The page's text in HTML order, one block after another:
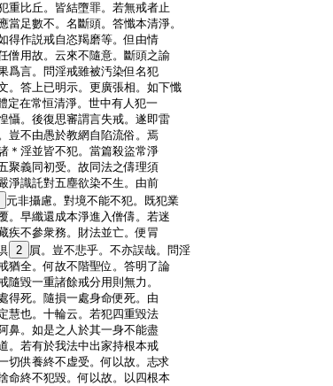
重比丘。皆結墮罪。若無戒者止
當足數不。名斷頭。答懺本清淨。
得作説戒自恣羯磨等。但由情
僧用故。云來不隨意。斷頭之諭
爲言。問淫戒雖被汚染但名犯
。答上已明示。更廣張相。如下懺
定在常恒清淨。世中有人犯一
懾。後復思審謂言失戒。遂即雷
豈不由愚於教網自陷流俗。焉
＊淫並皆不犯。當篇殺盜常淨
聚義同初受。故同法之儔理須
淨識託對五塵欲染不生。由前
元非攝慮。對境不能不犯。既犯業
。早纖還成本淨進入僧儔。若迷
疾不參衆務。財法並亡。便冐
2 屓。豈不悲乎。不亦誤哉。問淫
猶全。何故不階聖位。答明了論
隨毀一重諸餘戒分用則無力。
得死。隨損一處身命便死。由
慧也。十輪云。若犯四重毀法
鼻。如是之人於其一身不能盡
。若有於我法中出家持根本戒
切供養終不虚受。何以故。志求
命終不犯毀。何以故。以四根本